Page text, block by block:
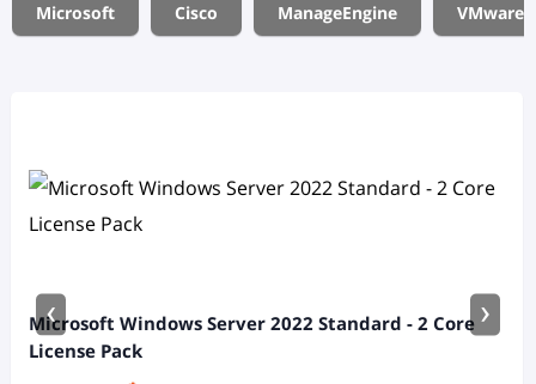
Microsoft Cisco ManageEngine VMware
Microsoft Windows Server 2022 Standard - 2 Core
License Pack
‹ ›